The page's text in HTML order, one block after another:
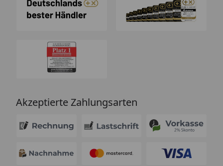
Akzeptierte Zahlungsarten